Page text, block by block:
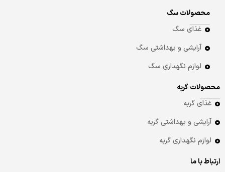
محصولات سگ
غذای سگ
آرایشی و بهداشتی سگ
لوازم نگهداری سگ
محصولات گربه
غذای گربه
آرایشی و بهداشتی گربه
لوازم نگهداری گربه
ارتباط با ما